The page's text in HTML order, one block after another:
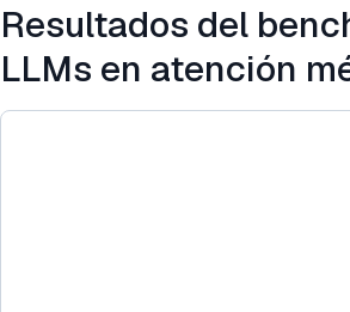
Resultados del
LLMs en atención